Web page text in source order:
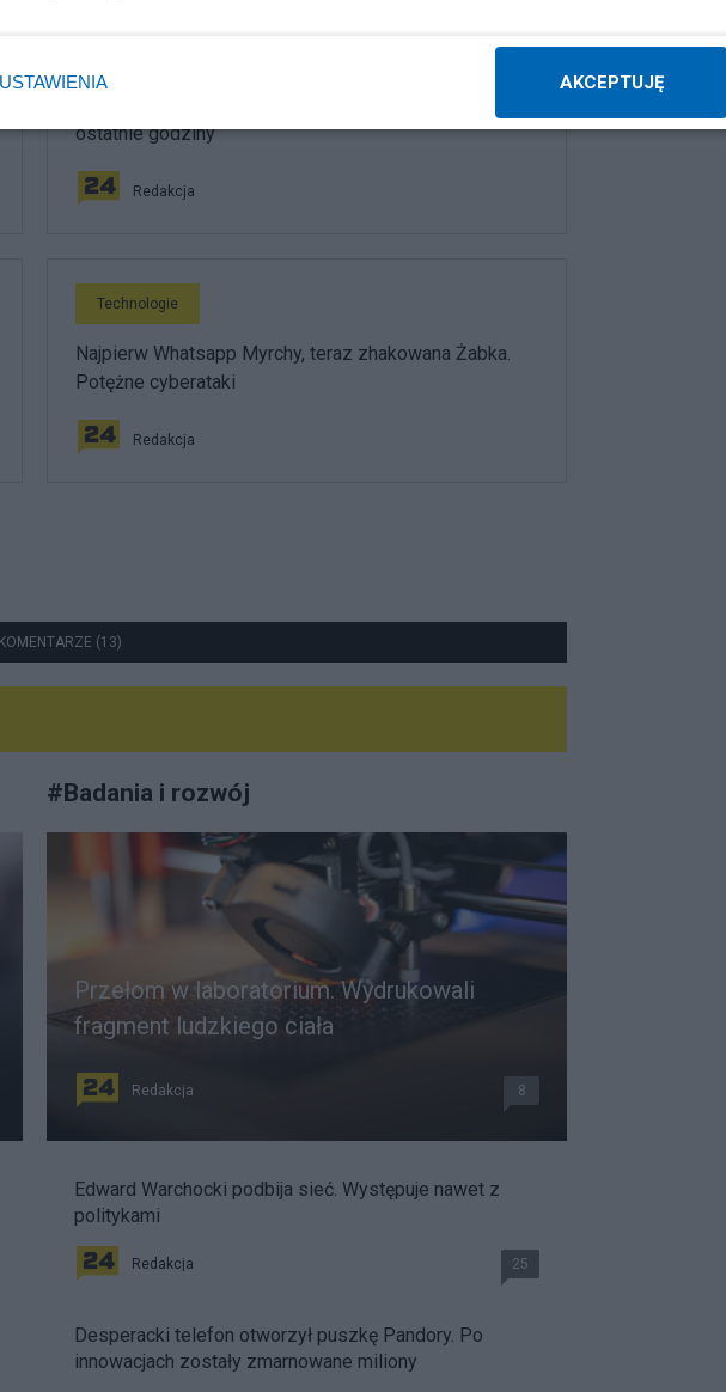
ostatnie godziny
Redakcja
Technologie
Najpierw Whatsapp Myrchy, teraz zhakowana Żabka.
Potężne cyberataki
Redakcja
(13)
#Badania i rozwój
Przełom w laboratorium. Wydrukowali
fragment ludzkiego ciała
Redakcja 8
Edward Warchocki podbija sieć. Występuje nawet z
politykami
Redakcja 25
Desperacki telefon otworzył puszkę Pandory. Po
innowacjach zostały zmarnowane miliony
USTAWIENIA AKCEPTUJĘ